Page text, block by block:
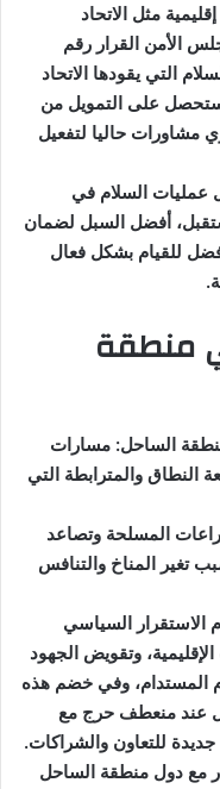
مثل الاتحاد
2023، اعتمد مجلس الأمن القرار رقم
التي يقودها الاتحاد
على التمويل من
مشاورات حاليا لتفعيل
عمليات السلام في
أفضل السبل لضمان
للقيام بشكل فعال
منطقة
الساحل: مسارات
النطاق والمترابطة التي
المسلحة وتصاعد
تغير المناخ والتنافس
الاستقرار السياسي
الإقليمية، وتقويض الجهود
المستدام، وفي خضم هذه
عند منعطف حرج مع
للتعاون والشراكات.
مع دول منطقة الساحل